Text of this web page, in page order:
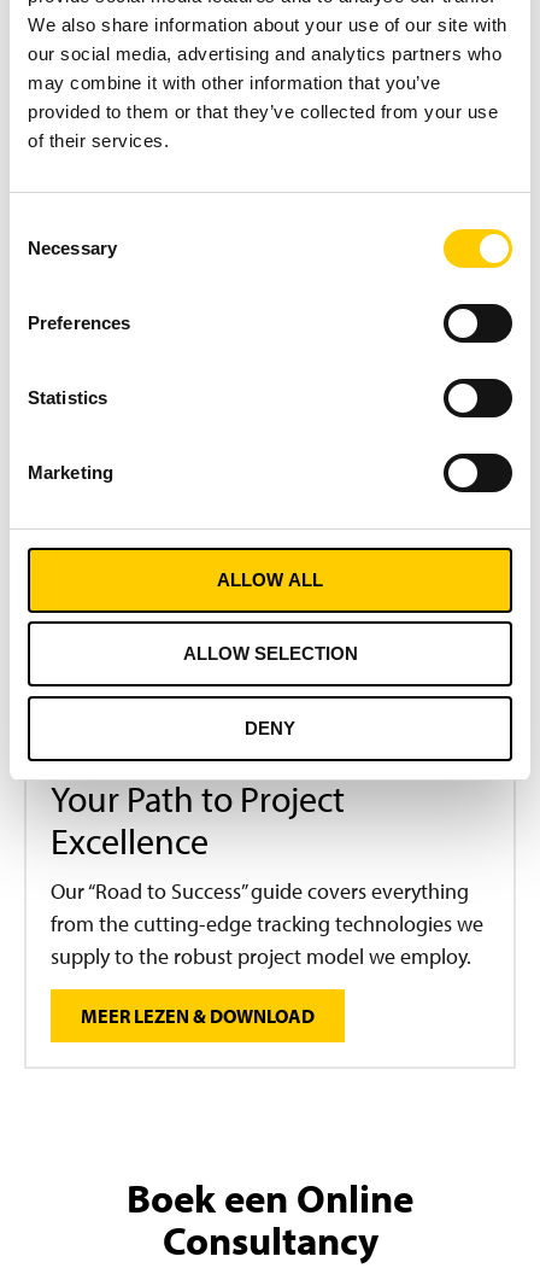
We also share information about your use of our site with
our social media, advertising and analytics partners who
may combine it with other information that you’ve
provided to them or that they’ve collected from your use
of their services.
Selection
Necessary
Preferences
Statistics
Marketing
ALLOW ALL
ALLOW SELECTION
DENY
PRODUCTEN & SERVICES
SERVICES
Feasibility Tests
Our Showroom is built for performing RFID
feasibility tests that ensure your RFID system,
selected tags, readers and software work
AANKOOPGIDS
Your Path to Project
Excellence
Our “Road to Success” guide covers everything
from the cutting-edge tracking technologies we
supply to the robust project model we employ.
MEER LEZEN & DOWNLOAD
Boek een Online
Consultancy